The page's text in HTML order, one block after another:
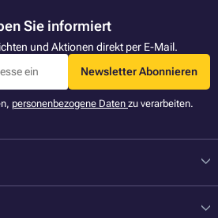
Sie informiert
und Aktionen direkt per E-Mail.
Newsletter Abonnieren
personenbezogene Daten zu verarbeiten.